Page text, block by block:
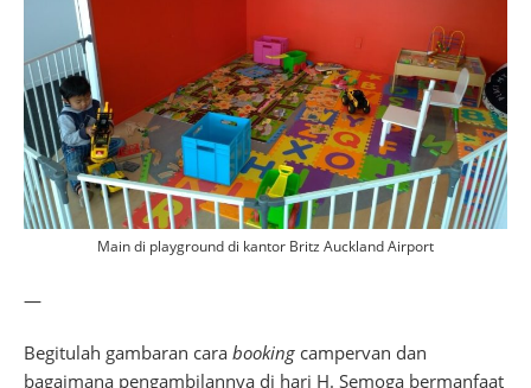
Main di playground di kantor Britz Auckland Airport
—
Begitulah gambaran cara booking campervan dan
bagaimana pengambilannya di hari H. Semoga bermanfaat